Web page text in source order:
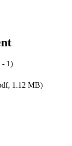
- 1)
1.12 MB)